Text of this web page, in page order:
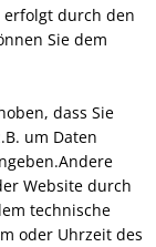
mit Wirfuser
Wirfus
erfolgt durch den
Sie dem
dass Sie
um Daten
Website durch
technische
oder Uhrzeit des